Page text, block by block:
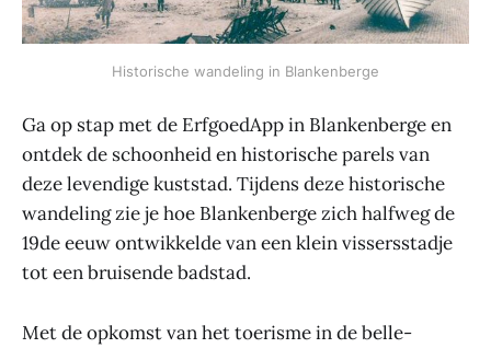
Historische wandeling in Blankenberge
Ga op stap met de ErfgoedApp in Blankenberge en
ontdek de schoonheid en historische parels van
deze levendige kuststad. Tijdens deze historische
wandeling zie je hoe Blankenberge zich halfweg de
19de eeuw ontwikkelde van een klein vissersstadje
tot een bruisende badstad.
Met de opkomst van het toerisme in de belle-